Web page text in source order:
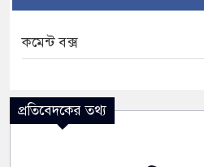
কমেন্ট বক্স
প্রতিবেদকের তথ্য